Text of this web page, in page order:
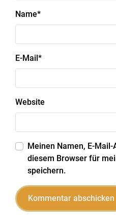
Name*
E-Mail*
Website
Meinen Namen, E-
diesem Browser für
speichern.